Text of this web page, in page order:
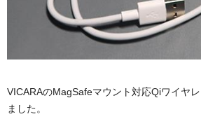
VICARAのMagSafeマウント対応Qiワイヤ
ました。